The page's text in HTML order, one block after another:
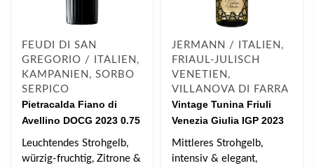
FEUDI DI SAN
GREGORIO / ITALIEN,
KAMPANIEN, SORBO
SERPICO
Pietracalda Fiano di
Avellino DOCG 2023 0.75
l
Leuchtendes Strohgelb,
würzig-fruchtig, Zitrone &
JERMANN / ITALIEN,
FRIAUL-JULISCH
VENETIEN,
VILLANOVA DI FARRA
Vintage Tunina Friuli
Venezia Giulia IGP 2023
0.75 l
Mittleres Strohgelb,
intensiv & elegant,